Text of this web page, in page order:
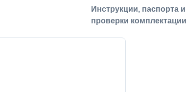
Инструкции, паспорта
проверки